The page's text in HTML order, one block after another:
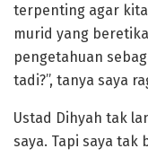
terpenting agar
murid yang
pengetahuan
tadi?”, tanya saya
Ustad Dihyah tak
saya. Tapi saya tak